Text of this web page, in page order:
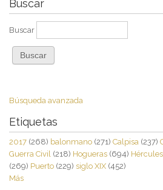
Buscar
Buscar
Búsqueda avanzada
Etiquetas
2017 (268) balonmano (271) Calpisa (237)
Guerra Civil (218) Hogueras (694) Hércules
(269) Puerto (229) siglo XIX (452)
Más